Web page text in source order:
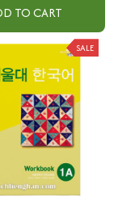
TO CART
SALE